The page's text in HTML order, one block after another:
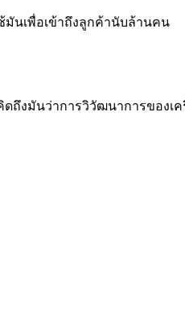
มันเพื่อเข้าถึงลูกค้านับล้านคน
งมันว่าการวิวัฒนาการของเ